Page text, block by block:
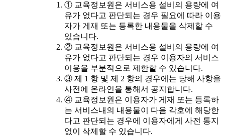
① 교육정보원은 서비스용 설비의 용량에 여
유가 없다고 판단되는 경우 필요에 따라 이용
자가 게재 또는 등록한 내용물을 삭제할 수
있습니다.
② 교육정보원은 서비스용 설비의 용량에 여
유가 없다고 판단되는 경우 이용자의 서비스
이용을 부분적으로 제한할 수 있습니다.
③ 제 1 항 및 제 2 항의 경우에는 당해 사항을
사전에 온라인을 통해서 공지합니다.
④ 교육정보원은 이용자가 게재 또는 등록하
는 서비스내의 내용물이 다음 각호에 해당한
다고 판단되는 경우에 이용자에게 사전 통지
없이 삭제할 수 있습니다.